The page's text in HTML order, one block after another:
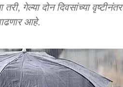
गेल्या दोन दिवसांच्या
आहे.